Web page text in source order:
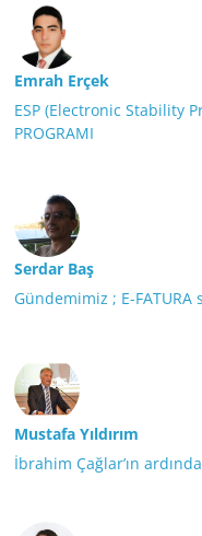
Emrah Erçek
ESP (Electronic Stability
PROGRAMI
Serdar Baş
Gündemimiz ; E-FATURA
Mustafa Yıldırım
İbrahim Çağlar’ın